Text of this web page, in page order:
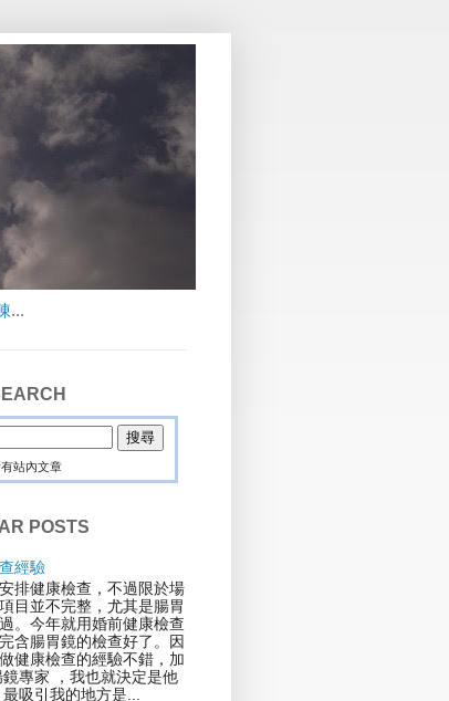
...
有站內文章
POSTS
經驗
排健康檢查，不過限於場
目並不完整，尤其是腸胃
。今年就用婚前健康檢查
含腸胃鏡的檢查好了。因
健康檢查的經驗不錯，加
專家 ，我也就決定是他
吸引我的地方是...